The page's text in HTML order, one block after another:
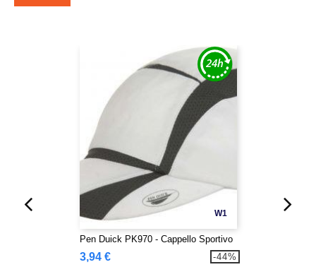
W1
Pen Duick PK970 - Cappello Sportivo
3,94 € -44%